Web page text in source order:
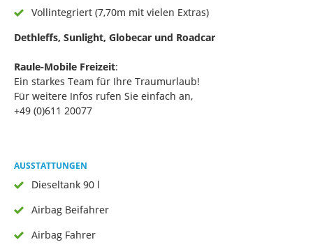
Vollintegriert (7,70m mit vielen Extras)
Dethleffs, Sunlight, Globecar und Roadcar
Raule-Mobile Freizeit:
Ein starkes Team für Ihre Traumurlaub!
Für weitere Infos rufen Sie einfach an,
+49 (0)611 20077
AUSSTATTUNGEN
Dieseltank 90 l
Airbag Beifahrer
Airbag Fahrer